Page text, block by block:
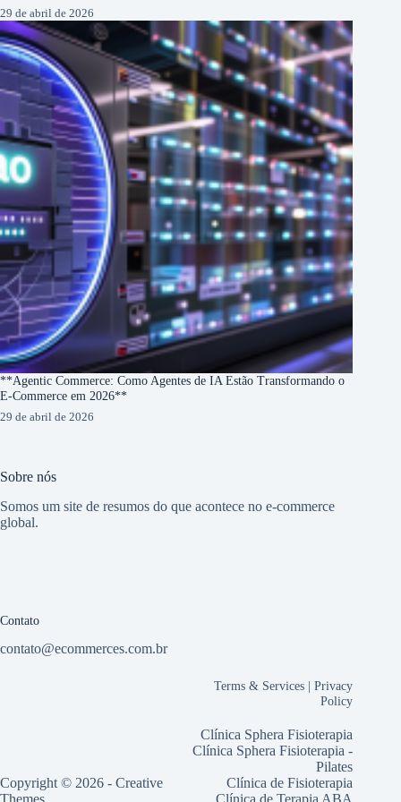
29 de abril de 2026
**Agentic Commerce: Como Agentes de IA Estão Transformando o
E-Commerce em 2026**
29 de abril de 2026
Sobre nós
Somos um site de resumos do que acontece no e-commerce
global.
Contato
contato@ecommerces.com.br
Copyright © 2026 - Creative
Themes
Terms & Services |Privacy
Policy
Clínica Sphera Fisioterapia
Clínica Sphera Fisioterapia -
Pilates
Clínica de Fisioterapia
Clínica de Terapia ABA